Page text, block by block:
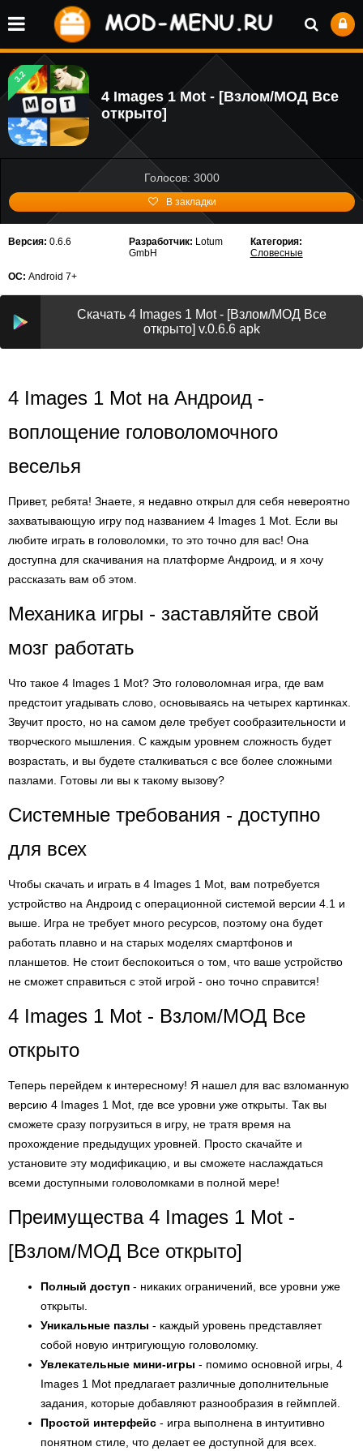
3.2
4 Images 1 Mot - [Взлом/МОД Все
открыто]
Голосов: 3000
В закладки
Версия: 0.6.6 Разработчик: Lotum
GmbH
Категория:
Словесные
ОС: Android 7+
Скачать 4 Images 1 Mot - [Взлом/МОД Все
открыто] v.0.6.6 apk
4 Images 1 Mot на Андроид -
воплощение головоломочного
веселья
Привет, ребята! Знаете, я недавно открыл для себя невероятно
захватывающую игру под названием 4 Images 1 Mot. Если вы
любите играть в головоломки, то это точно для вас! Она
доступна для скачивания на платформе Андроид, и я хочу
рассказать вам об этом.
Механика игры - заставляйте свой
мозг работать
Что такое 4 Images 1 Mot? Это головоломная игра, где вам
предстоит угадывать слово, основываясь на четырех картинках.
Звучит просто, но на самом деле требует сообразительности и
творческого мышления. С каждым уровнем сложность будет
возрастать, и вы будете сталкиваться с все более сложными
пазлами. Готовы ли вы к такому вызову?
Системные требования - доступно
для всех
Чтобы скачать и играть в 4 Images 1 Mot, вам потребуется
устройство на Андроид с операционной системой версии 4.1 и
выше. Игра не требует много ресурсов, поэтому она будет
работать плавно и на старых моделях смартфонов и
планшетов. Не стоит беспокоиться о том, что ваше устройство
не сможет справиться с этой игрой - оно точно справится!
4 Images 1 Mot - Взлом/МОД Все
открыто
Теперь перейдем к интересному! Я нашел для вас взломанную
версию 4 Images 1 Mot, где все уровни уже открыты. Так вы
сможете сразу погрузиться в игру, не тратя время на
прохождение предыдущих уровней. Просто скачайте и
установите эту модификацию, и вы сможете наслаждаться
всеми доступными головоломками в полной мере!
Преимущества 4 Images 1 Mot -
[Взлом/МОД Все открыто]
Полный доступ - никаких ограничений, все уровни уже
открыты.
Уникальные пазлы - каждый уровень представляет
собой новую интригующую головоломку.
Увлекательные мини-игры - помимо основной игры, 4
Images 1 Mot предлагает различные дополнительные
задания, которые добавляют разнообразия в геймплей.
Простой интерфейс - игра выполнена в интуитивно
понятном стиле, что делает ее доступной для всех.